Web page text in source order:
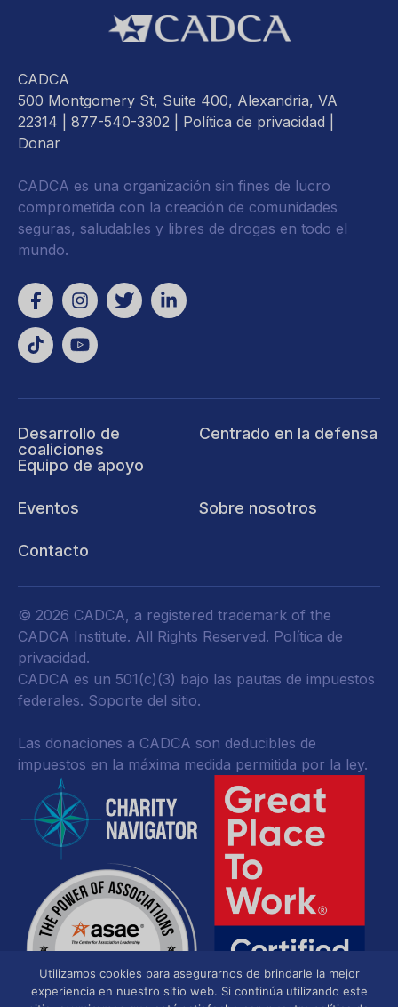
CADCA
500 Montgomery St, Suite 400, Alexandria, VA
22314 | 877-540-3302 | Política de privacidad
Donar
CADCA es una organización sin fines de lucro
comprometida con la creación de comunidades
seguras, saludables y libres de drogas en todo el
mundo.
Desarrollo de
coaliciones
Equipo de apoyo
Centrado en la defensa
Eventos Sobre nosotros
Contacto
© 2026 CADCA, a registered trademark of the
CADCA Institute. All Rights Reserved. Política de
privacidad.
CADCA es un 501(c)(3) bajo las pautas de impuestos
federales. Soporte del sitio.
Las donaciones a CADCA son deducibles de
impuestos en la máxima medida permitida por la ley.
Utilizamos cookies para asegurarnos de brindarle la mejor
experiencia en nuestro sitio web. Si continúa utilizando este